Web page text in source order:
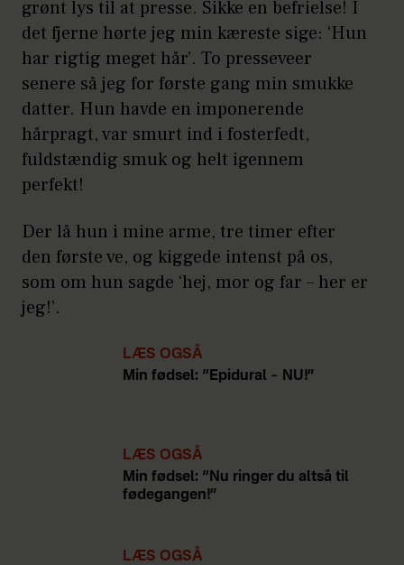
grønt lys til at presse. Sikke en befrielse! I
det fjerne hørte jeg min kæreste sige: ‘Hun
har rigtig meget hår’. To presseveer
senere så jeg for første gang min smukke
datter. Hun havde en imponerende
hårpragt, var smurt ind i fosterfedt,
fuldstændig smuk og helt igennem
perfekt!
Der lå hun i mine arme, tre timer efter
den første ve, og kiggede intenst på os,
som om hun sagde ‘hej, mor og far – her er
jeg!’.
LÆS OGSÅ
Min fødsel: “Epidural – NU!”
LÆS OGSÅ
Min fødsel: “Nu ringer du altså til
fødegangen!”
LÆS OGSÅ